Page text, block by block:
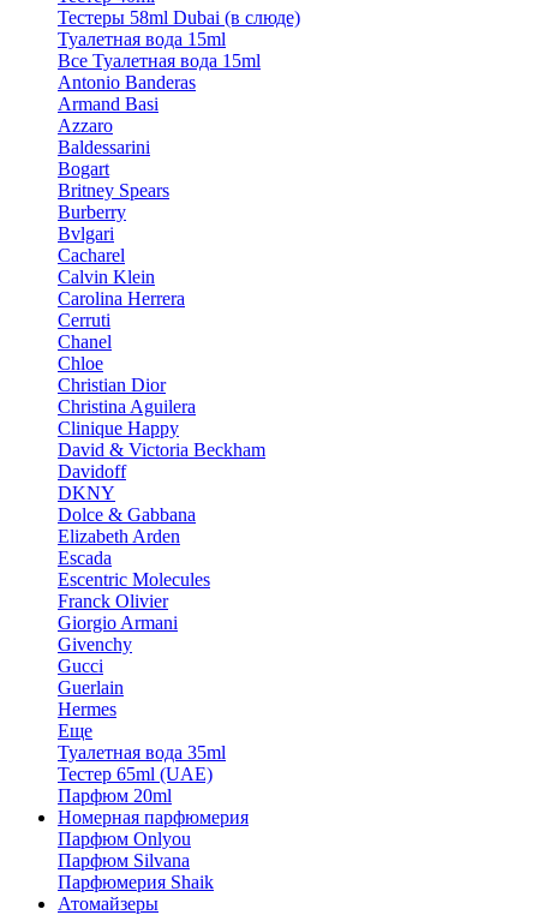
Тестеры 58ml Dubai (в слюде)
Туалетная вода 15ml
Все Туалетная вода 15ml
Antonio Banderas
Armand Basi
Azzaro
Baldessarini
Bogart
Britney Spears
Burberry
Bvlgari
Cacharel
Calvin Klein
Carolina Herrera
Cerruti
Chanel
Chloe
Christian Dior
Christina Aguilera
Clinique Happy
David & Victoria Beckham
Davidoff
DKNY
Dolce & Gabbana
Elizabeth Arden
Escada
Escentric Molecules
Franck Olivier
Giorgio Armani
Givenchy
Gucci
Guerlain
Hermes
Еще
Туалетная вода 35ml
Тестер 65ml (UAE)
Парфюм 20ml
Номерная парфюмерия
Парфюм Onlyou
Парфюм Silvana
Парфюмерия Shaik
Атомайзеры